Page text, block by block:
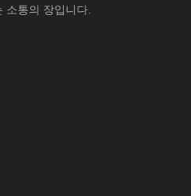
소통의 장입니다.